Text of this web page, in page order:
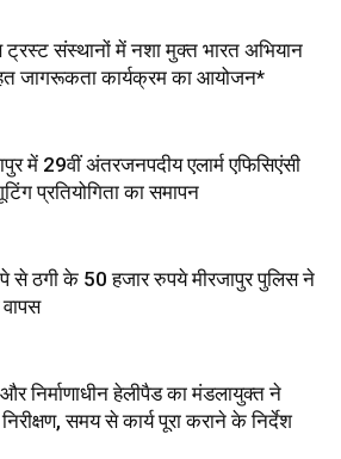
ट्रस्ट संस्थानों में नशा मुक्त भारत अभियान
जागरूकता कार्यक्रम का आयोजन*
में 29वीं अंतरजनपदीय एलार्म एफिसिएंसी
प्रतियोगिता का समापन
से ठगी के 50 हजार रुपये मीरजापुर पुलिस ने
निर्माणाधीन हेलीपैड का मंडलायुक्त ने
समय से कार्य पूरा कराने के निर्देश